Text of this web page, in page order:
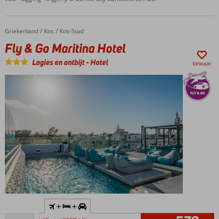
hotel
Home
Griekenland Kos Kos-Stad
Fly & Go Maritina Hotel
Fly & Go Maritina Hotel
Logies en ontbijt-Hotel bewaar
+ +